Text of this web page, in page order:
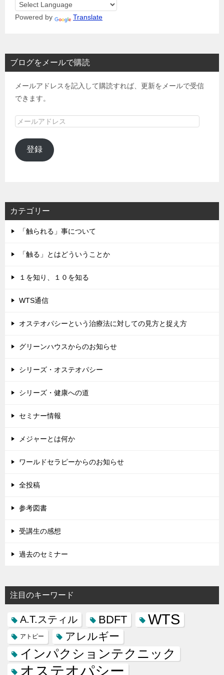
Powered by Translate
ブログをメールで購読
メールアドレスを記入して購読すれば、更新をメールで受信
できます。
メ
ル
ア
登録
カテゴリー
「触られる」事について
「触る」とはどういうことか
１を知り、１０を知る
WTS通信
オステオパシーという治療法に対しての見方と捉え方
グリーンハウスからのお知らせ
シリーズ・オステオパシー
シリーズ・健康への道
セミナー情報
メジャーとは何か
ワールドセラピーからのお知らせ
全投稿
参考図書
受講生の感想
過去のセミナー
注目のキーワード
A.T.スティル BDFT WTS
アトピー アレルギー
インパクションテクニック
オステオパシー